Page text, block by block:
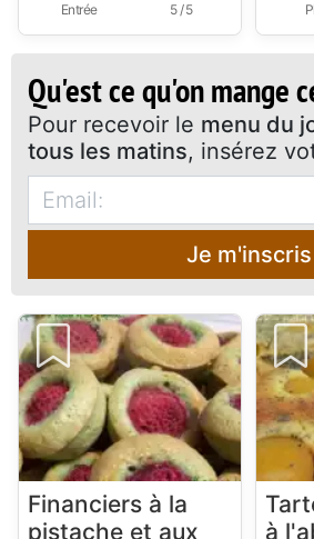
Entrée 5 / 5
Qu'est ce qu'on mange
Pour recevoir le menu du
tous les matins, insérez
Je m'inscris
Financiers à la
pistache et aux
à